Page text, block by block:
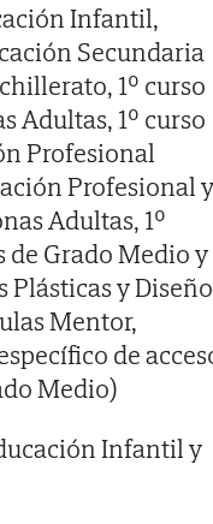
Infantil,
Secundaria
1º curso
Adultas, 1º curso
Profesional
Profesional y
Adultas, 1º
de Grado Medio y
Plásticas y
Mentor,
de
Medio)
Infantil y